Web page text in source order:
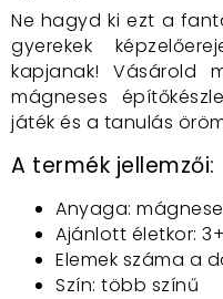
Ne hagyd ki ezt a
gyerekek
kapjanak! Vásárold
mágneses
játék és a tanulás
A termék jellemzői:
Anyaga:
Ajánlott életkor: 3+
Elemek száma a
Szín: több színű